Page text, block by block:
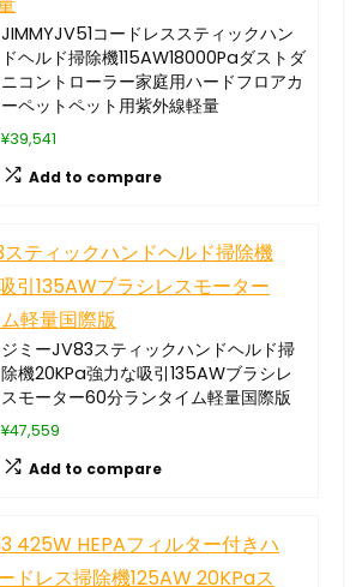
JIMMYJV51コードレススティックハン
ドヘルド掃除機115AW18000Paダストダ
ニコントローラー家庭用ハードフロアカ
ーペットペット用紫外線軽量
¥39,541
Add to compare
ジミーJV83スティックハンドヘルド掃
除機20KPa強力な吸引135AWブラシレ
スモーター60分ランタイム軽量国際版
¥47,559
Add to compare